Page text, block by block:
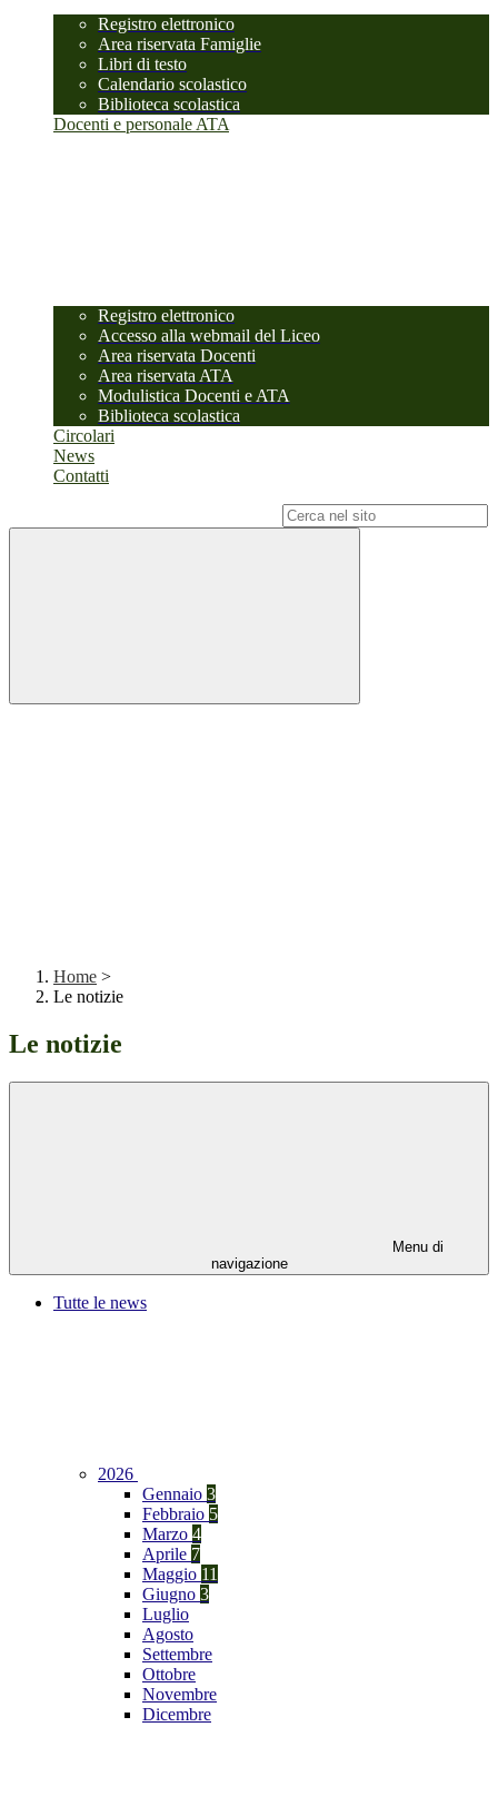
Registro elettronico
Area riservata Famiglie
Libri di testo
Calendario scolastico
Biblioteca scolastica
Docenti e personale ATA
Registro elettronico
Accesso alla webmail del Liceo
Area riservata Docenti
Area riservata ATA
Modulistica Docenti e ATA
Biblioteca scolastica
Circolari
News
Contatti
Home >
Le notizie
Le notizie
Menu di
navigazione
Tutte le news
2026
Gennaio 3
Febbraio 5
Marzo 4
Aprile 7
Maggio 11
Giugno 3
Luglio
Agosto
Settembre
Ottobre
Novembre
Dicembre